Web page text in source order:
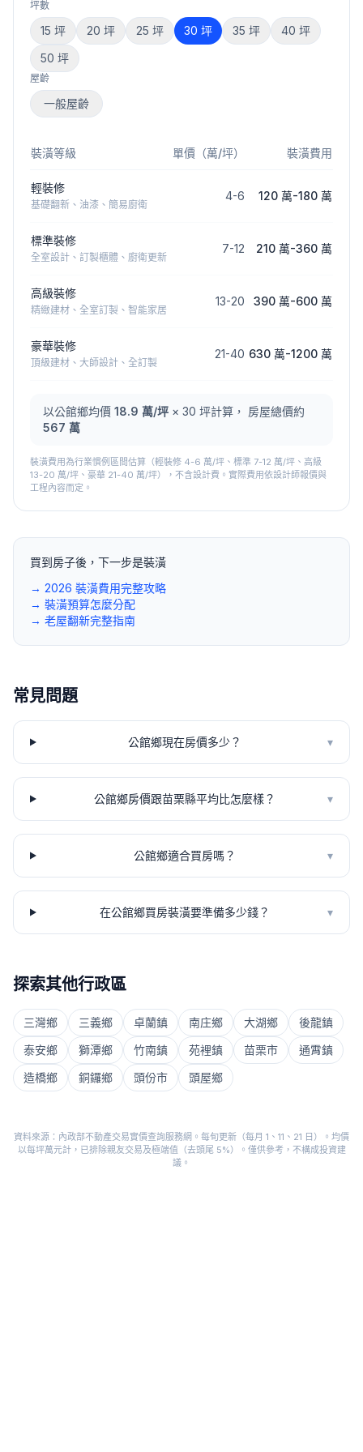
坪數
15 坪 20 坪 25 坪 30 坪 35 坪 40 坪
50 坪
屋齡
一般屋齡
裝潢等級 單價（萬/坪） 裝潢費用
輕裝修
基礎翻新、油漆、簡易廚衛
4-6 120 萬-180 萬
標準裝修
全室設計、訂製櫃體、廚衛更新
7-12 210 萬-360 萬
高級裝修
精緻建材、全室訂製、智能家居
13-20 390 萬-600 萬
豪華裝修
頂級建材、大師設計、全訂製
21-40 630 萬-1200 萬
以公館鄉均價 18.9 萬/坪 × 30 坪計算， 房屋總價約
567 萬
裝潢費用為行業慣例區間估算（輕裝修 4-6 萬/坪、標準 7-12 萬/坪、高級
13-20 萬/坪、豪華 21-40 萬/坪），不含設計費。實際費用依設計師報價與
工程內容而定。
買到房子後，下一步是裝潢
→ 2026 裝潢費用完整攻略
→ 裝潢預算怎麼分配
→ 老屋翻新完整指南
常見問題
公館鄉現在房價多少？ ▾
公館鄉房價跟苗栗縣平均比怎麼樣？ ▾
公館鄉適合買房嗎？ ▾
在公館鄉買房裝潢要準備多少錢？ ▾
探索其他行政區
三灣鄉 三義鄉 卓蘭鎮 南庄鄉 大湖鄉
後龍鎮
泰安鄉
獅潭鄉 竹南鎮 苑裡鎮 苗栗市
通霄鎮
造橋鄉
銅鑼鄉 頭份市 頭屋鄉
資料來源：內政部不動產交易實價查詢服務網。每旬更新（每月 1、11、21 日）。均價
以每坪萬元計，已排除親友交易及極端值（去頭尾 5%）。僅供參考，不構成投資建
議。